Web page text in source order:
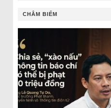
CHÂM BIẾM